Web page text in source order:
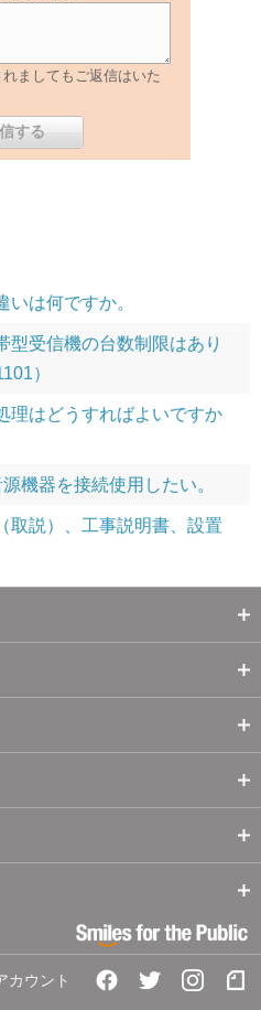
ましてもご返信はいた
いは何ですか。
型受信機の台数制限はあり
）
理はどうすればよいですか
機器を接続使用したい。
取説）、工事説明書、設置
カウント